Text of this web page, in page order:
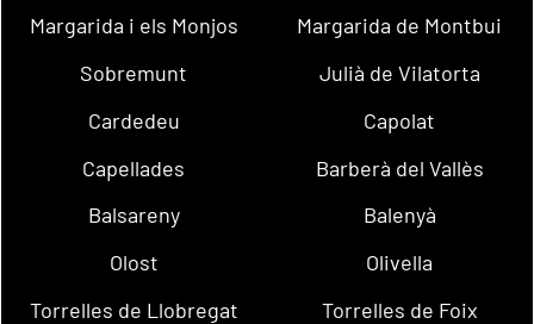
Margarida i els Monjos
Margarida de Montbui
Sobremunt
Julià de Vilatorta
Cardedeu
Capolat
Capellades
Barberà del Vallès
Balsareny
Balenyà
Olost
Olivella
Torrelles de Llobregat
Torrelles de Foix